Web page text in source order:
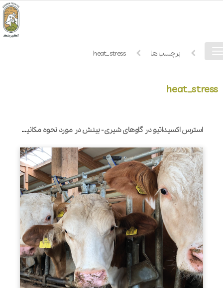
فهرست
دسترسیخانه برچسب ها heat_stress
heat_stress
استرس اکسیداتیو در گاوهای شیری- بینش در مورد نحوه مکانیسم اقدامات و راهبردهای کاهش